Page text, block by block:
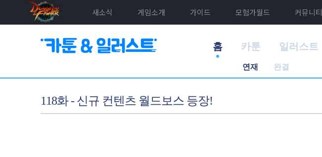
새소식 게임소개 가이드 모험가월드 커뮤니티
홈 카툰
연재 완결
일러스트
118화 - 신규 컨텐츠 월드보스 등장!